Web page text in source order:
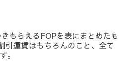
もらえるFOPを表にまとめたも
引運賃はもちろんのこと、全て
。